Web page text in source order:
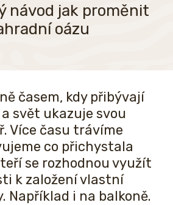
návod jak proměnit
oázu
časem, kdy přibývají
svět ukazuje svou
Více času trávíme
co přichystala
se rozhodnou využít
k založení vlastní
Například i na balkoně.